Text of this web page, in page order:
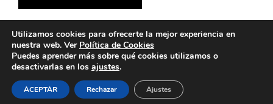
© 2026 sushiyakuza.es -Política de Privacidad y Aviso Legal
-Política de cookies
Utilizamos cookies para ofrecerte la mejor experiencia en
nuestra web. Ver Política de Cookies
Puedes aprender más sobre qué cookies utilizamos o
desactivarlas en los ajustes.
ACEPTAR Rechazar Ajustes